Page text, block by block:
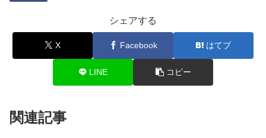
シェアする
X Facebook はてブ
LINE コピー
関連記事